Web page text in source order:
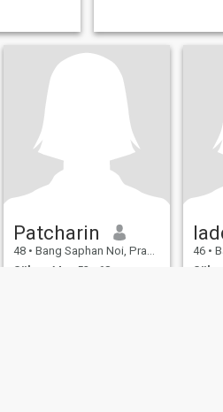
Patcharin
48 • Bang Saphan Noi, Prachuap Khiri Khan, Thailand
Söker:
Man 52 - 68
46 •
Söker: